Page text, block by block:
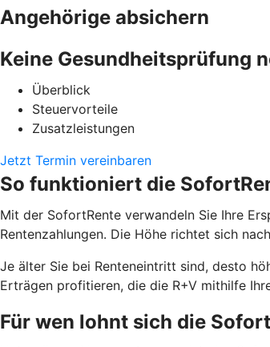
Angehörige absichern
Keine Gesundheitsprüfung
Überblick
Steuervorteile
Zusatzleistungen
Jetzt Termin vereinbaren
So funktioniert die
Mit der SofortRente verwandeln Sie Ihre
Rentenzahlungen. Die Höhe richtet sich
Je älter Sie bei Renteneintritt sind, desto
Erträgen profitieren, die die R+V mithilfe
Für wen lohnt sich die